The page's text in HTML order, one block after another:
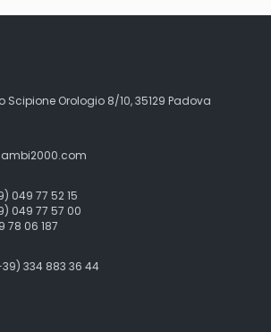
Scipione Orologio 8/10, 35129 Padova
049 77 52 15
049 77 57 00
78 06 187
334 883 36 44